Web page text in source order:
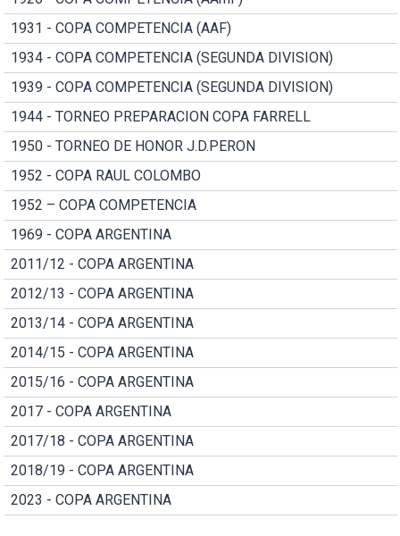
1931 - COPA COMPETENCIA (AAF)
1934 - COPA COMPETENCIA (SEGUNDA DIVISION)
1939 - COPA COMPETENCIA (SEGUNDA DIVISION)
1944 - TORNEO PREPARACION COPA FARRELL
1950 - TORNEO DE HONOR J.D.PERON
1952 - COPA RAUL COLOMBO
1952 – COPA COMPETENCIA
1969 - COPA ARGENTINA
2011/12 - COPA ARGENTINA
2012/13 - COPA ARGENTINA
2013/14 - COPA ARGENTINA
2014/15 - COPA ARGENTINA
2015/16 - COPA ARGENTINA
2017 - COPA ARGENTINA
2017/18 - COPA ARGENTINA
2018/19 - COPA ARGENTINA
2023 - COPA ARGENTINA